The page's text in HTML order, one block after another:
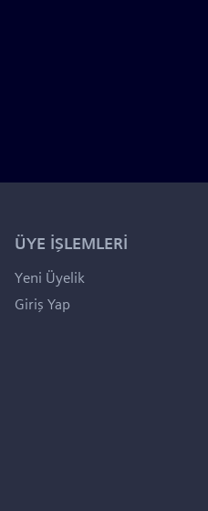
ÜYE İŞLEMLERİ
Yeni Üyelik
Giriş Yap